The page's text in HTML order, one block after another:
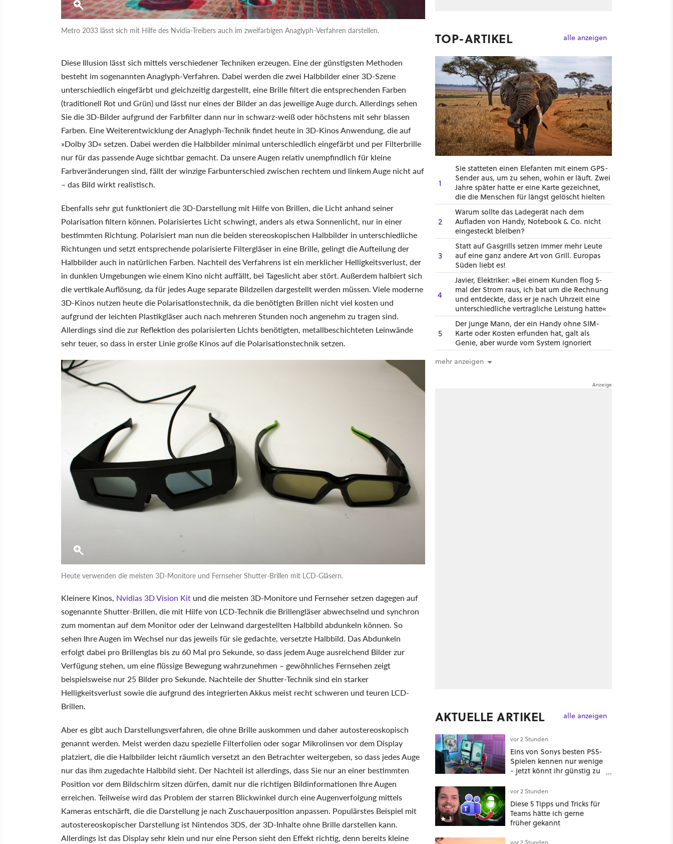
Metro 2033 lässt sich mit Hilfe des Nvidia-Treibers auch im zweifarbigen Anaglyph-Verfahren darstellen.
Diese Illusion lässt sich mittels verschiedener Techniken erzeugen. Eine der günstigsten Methoden
besteht im sogenannten Anaglyph-Verfahren. Dabei werden die zwei Halbbilder einer 3D-Szene
unterschiedlich eingefärbt und gleichzeitig dargestellt, eine Brille filtert die entsprechenden Farben
(traditionell Rot und Grün) und lässt nur eines der Bilder an das jeweilige Auge durch. Allerdings sehen
Sie die 3D-Bilder aufgrund der Farbfilter dann nur in schwarz-weiß oder höchstens mit sehr blassen
Farben. Eine Weiterentwicklung der Anaglyph-Technik findet heute in 3D-Kinos Anwendung, die auf
»Dolby 3D« setzen. Dabei werden die Halbbilder minimal unterschiedlich eingefärbt und per Filterbrille
nur für das passende Auge sichtbar gemacht. Da unsere Augen relativ unempfindlich für kleine
Farbveränderungen sind, fällt der winzige Farbunterschied zwischen rechtem und linkem Auge nicht auf
– das Bild wirkt realistisch.
Ebenfalls sehr gut funktioniert die 3D-Darstellung mit Hilfe von Brillen, die Licht anhand seiner
Polarisation filtern können. Polarisiertes Licht schwingt, anders als etwa Sonnenlicht, nur in einer
bestimmten Richtung. Polarisiert man nun die beiden stereoskopischen Halbbilder in unterschiedliche
Richtungen und setzt entsprechende polarisierte Filtergläser in eine Brille, gelingt die Aufteilung der
Halbbilder auch in natürlichen Farben. Nachteil des Verfahrens ist ein merklicher Helligkeitsverlust, der
in dunklen Umgebungen wie einem Kino nicht auffällt, bei Tageslicht aber stört. Außerdem halbiert sich
die vertikale Auflösung, da für jedes Auge separate Bildzeilen dargestellt werden müssen. Viele moderne
3D-Kinos nutzen heute die Polarisationstechnik, da die benötigten Brillen nicht viel kosten und
aufgrund der leichten Plastikgläser auch nach mehreren Stunden noch angenehm zu tragen sind.
Allerdings sind die zur Reflektion des polarisierten Lichts benötigten, metallbeschichteten Leinwände
sehr teuer, so dass in erster Linie große Kinos auf die Polarisationstechnik setzen.
Heute verwenden die meisten 3D-Monitore und Fernseher Shutter-Brillen mit LCD-Gläsern.
Kleinere Kinos, Nvidias 3D Vision Kit und die meisten 3D-Monitore und Fernseher setzen dagegen auf
sogenannte Shutter-Brillen, die mit Hilfe von LCD-Technik die Brillengläser abwechselnd und synchron
zum momentan auf dem Monitor oder der Leinwand dargestellten Halbbild abdunkeln können. So
sehen Ihre Augen im Wechsel nur das jeweils für sie gedachte, versetzte Halbbild. Das Abdunkeln
erfolgt dabei pro Brillenglas bis zu 60 Mal pro Sekunde, so dass jedem Auge ausreichend Bilder zur
Verfügung stehen, um eine flüssige Bewegung wahrzunehmen – gewöhnliches Fernsehen zeigt
beispielsweise nur 25 Bilder pro Sekunde. Nachteile der Shutter-Technik sind ein starker
Helligkeitsverlust sowie die aufgrund des integrierten Akkus meist recht schweren und teuren LCD-
Brillen.
Aber es gibt auch Darstellungsverfahren, die ohne Brille auskommen und daher autostereoskopisch
genannt werden. Meist werden dazu spezielle Filterfolien oder sogar Mikrolinsen vor dem Display
platziert, die die Halbbilder leicht räumlich versetzt an den Betrachter weitergeben, so dass jedes Auge
nur das ihm zugedachte Halbbild sieht. Der Nachteil ist allerdings, dass Sie nur an einer bestimmten
Position vor dem Bildschirm sitzen dürfen, damit nur die richtigen Bildinformationen Ihre Augen
erreichen. Teilweise wird das Problem der starren Blickwinkel durch eine Augenverfolgung mittels
Kameras entschärft, die die Darstellung je nach Zuschauerposition anpassen. Populärstes Beispiel mit
autostereoskopischer Darstellung ist Nintendos 3DS, der 3D-Inhalte ohne Brille darstellen kann.
Allerdings ist das Display sehr klein und nur eine Person sieht den Effekt richtig, denn bereits kleine
TOP-ARTIKEL alle anzeigen
1
Sie statteten einen Elefanten mit einem GPS-
Sender aus, um zu sehen, wohin er läuft. Zwei
Jahre später hatte er eine Karte gezeichnet,
die die Menschen für längst gelöscht hielten
2
Warum sollte das Ladegerät nach dem
Aufladen von Handy, Notebook & Co. nicht
eingesteckt bleiben?
3
Statt auf Gasgrills setzen immer mehr Leute
auf eine ganz andere Art von Grill. Europas
Süden liebt es!
4
Javier, Elektriker: »Bei einem Kunden flog 5-
mal der Strom raus, ich bat um die Rechnung
und entdeckte, dass er je nach Uhrzeit eine
unterschiedliche vertragliche Leistung hatte«
5
Der junge Mann, der ein Handy ohne SIM-
Karte oder Kosten erfunden hat, galt als
Genie, aber wurde vom System ignoriert
mehr anzeigen
AKTUELLE ARTIKEL alle anzeigen
vor 2 Stunden
Eins von Sonys besten PS5-
Spielen kennen nur wenige
- jetzt könnt ihr günstig zu
1
vor 2 Stunden
Diese 5 Tipps und Tricks für
Teams hätte ich gerne
früher gekannt
vor 2 Stunden